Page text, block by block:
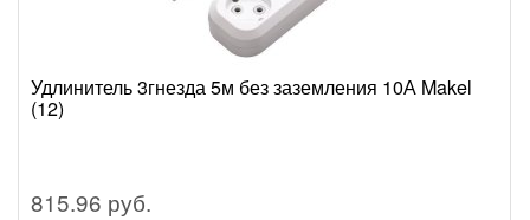
Удлинитель 3гнезда 5м без заземления 10А Makel
(12)
815.96 руб.